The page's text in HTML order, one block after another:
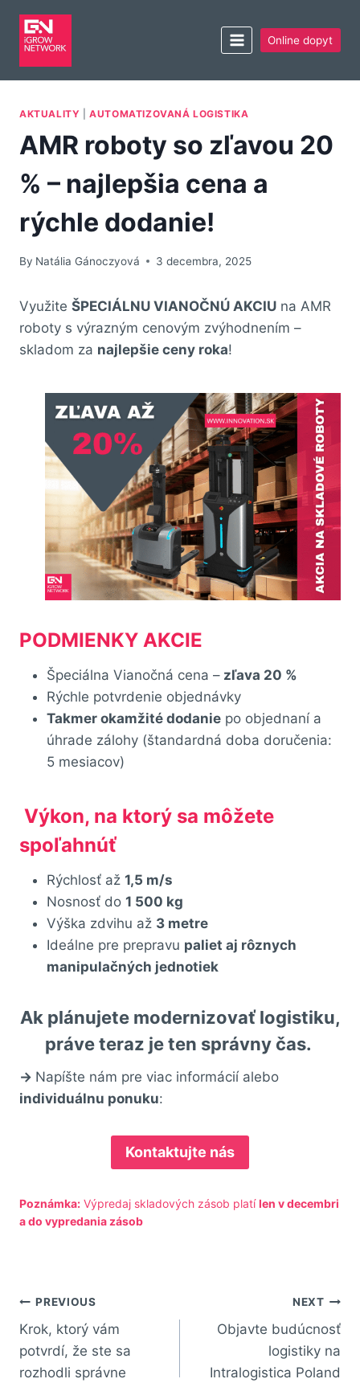
Online dopyt
AKTUALITY |AUTOMATIZOVANÁ LOGISTIKA
AMR roboty so zľavou 20
% – najlepšia cena a
rýchle dodanie!
By Natália Gánoczyová 3 decembra, 2025
Využite ŠPECIÁLNU VIANOČNÚ AKCIU na AMR
roboty s výrazným cenovým zvýhodnením –
skladom za najlepšie ceny roka!
PODMIENKY AKCIE
Špeciálna Vianočná cena – zľava 20 %
Rýchle potvrdenie objednávky
Takmer okamžité dodanie po objednaní a
úhrade zálohy (štandardná doba doručenia:
5 mesiacov)
Výkon, na ktorý sa môžete
spoľahnúť
Rýchlosť až 1,5 m/s
Nosnosť do 1 500 kg
Výška zdvihu až 3 metre
Ideálne pre prepravu paliet aj rôznych
manipulačných jednotiek
Ak plánujete modernizovať logistiku,
práve teraz je ten správny čas.
→ Napíšte nám pre viac informácií alebo
individuálnu ponuku:
Kontaktujte nás
Poznámka: Výpredaj skladových zásob platílen v decembri
a do vypredania zásob
PREVIOUS
Krok, ktorý vám
potvrdí, že ste sa
rozhodli správne
NEXT
Objavte budúcnosť
logistiky na
Intralogistica Poland